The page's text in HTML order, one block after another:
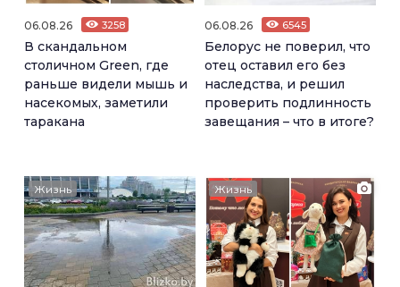
06.08.26 3258
В скандальном
столичном Green, где
раньше видели мышь и
насекомых, заметили
таракана
06.08.26 6545
Белорус не поверил, что
отец оставил его без
наследства, и решил
проверить подлинность
завещания – что в итоге?
Жизнь Жизнь